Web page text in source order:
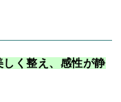
く整え、感性が静